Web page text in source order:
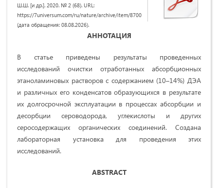
Ш.Ш. [и др.]. 2020. № 2 (68). URL:
https://7universum.com/ru/nature/archive/item/8700
(дата обращения: 08.08.2026).
АННОТАЦИЯ
В статье приведены результаты проведенных
исследований очистки отработанных абсорбционных
этаноламиновых растворов с содержанием (10–14%) ДЭА
и различных его конденсатов образующихся в результате
их долгосрочной эксплуатации в процессах абсорбции и
десорбции сероводорода, углекислоты и других
серосодержащих органических соединений. Создана
лабораторная установка для проведения этих
исследований.
ABSTRACT